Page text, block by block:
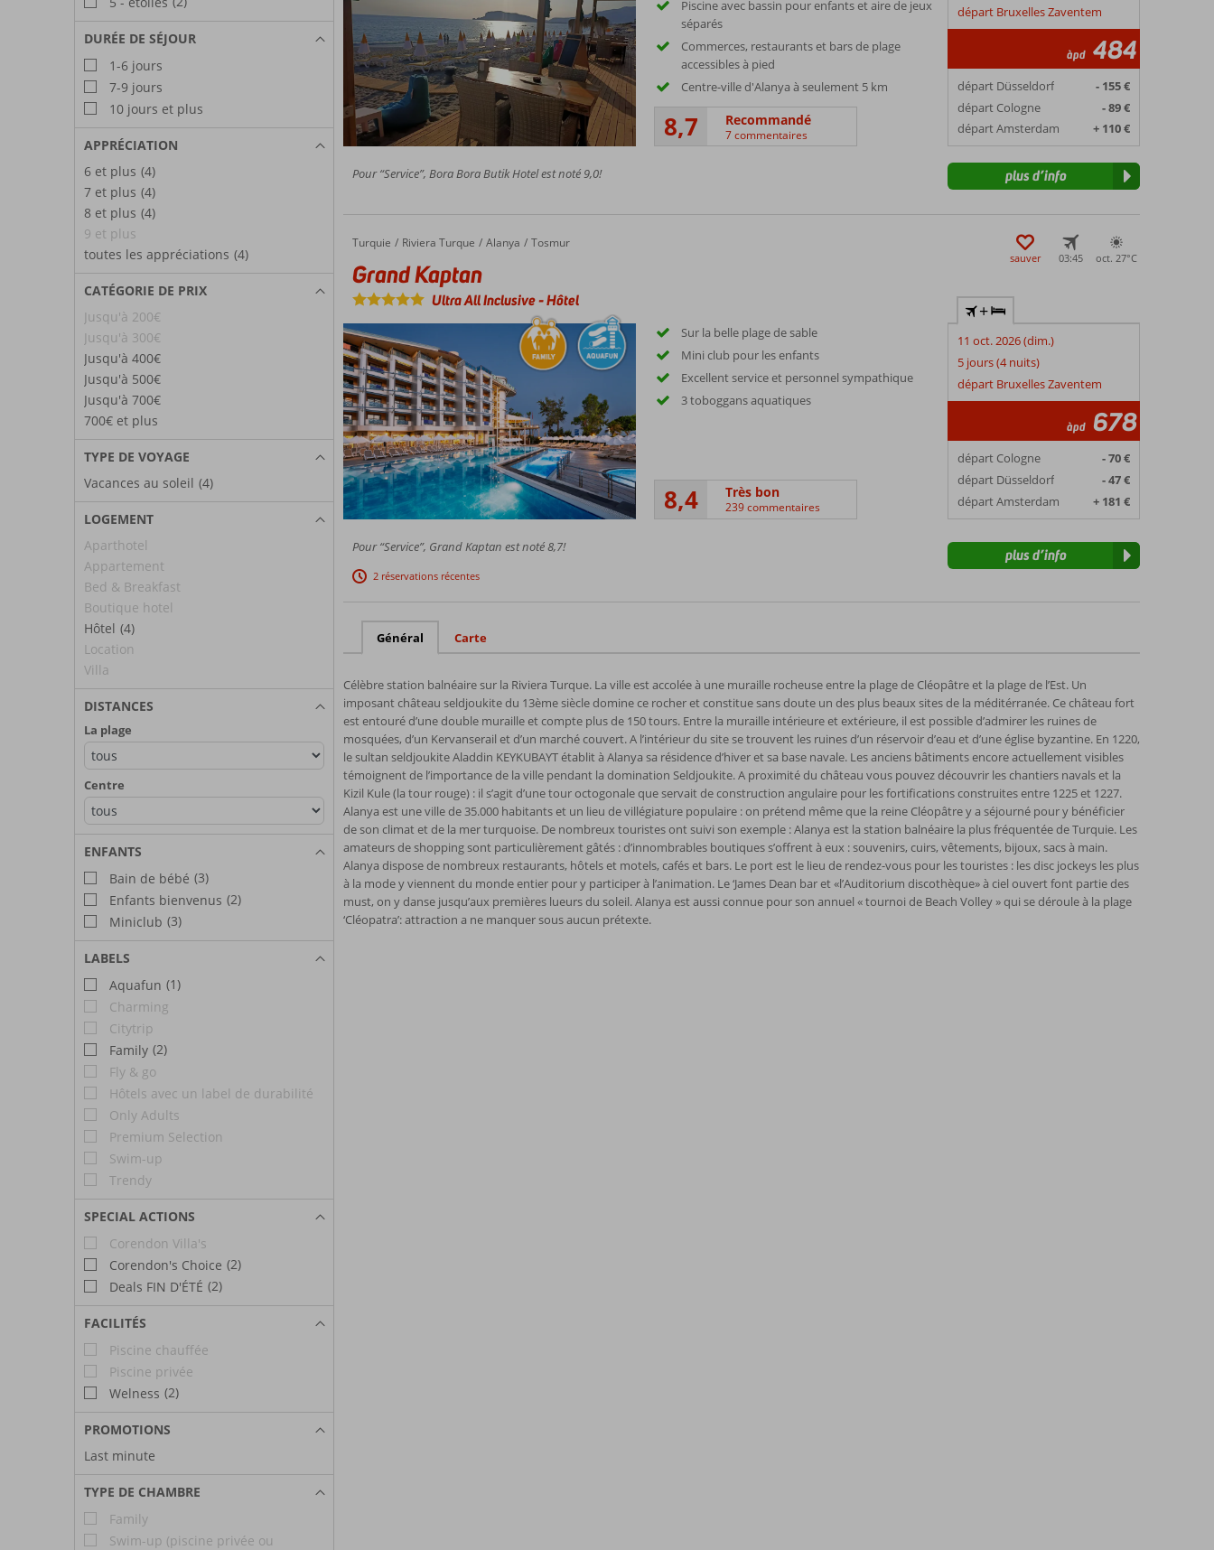
DURÉE DE SÉJOUR
1-6 jours
7-9 jours
10 jours et plus
APPRÉCIATION
6 et plus (4)
7 et plus (4)
8 et plus (4)
9 et plus
toutes les appréciations (4)
CATÉGORIE DE PRIX
Jusqu'à 200€
Jusqu'à 300€
Jusqu'à 400€
Jusqu'à 500€
Jusqu'à 700€
700€ et plus
TYPE DE VOYAGE
Vacances au soleil (4)
LOGEMENT
Aparthotel
Appartement
Bed & Breakfast
Boutique hotel
Hôtel (4)
Location
Villa
DISTANCES
La plage
Centre
ENFANTS
Bain de bébé (3)
Enfants bienvenus (2)
Miniclub (3)
LABELS
Aquafun (1)
Charming
Citytrip
Family (2)
Fly & go
Hôtels avec un label de durabilité
Only Adults
Premium Selection
Swim-up
Trendy
SPECIAL ACTIONS
Corendon Villa's
Corendon's Choice (2)
Deals FIN D'ÉTÉ (2)
FACILITÉS
Piscine chauffée
Piscine privée
Welness (2)
PROMOTIONS
Last minute
TYPE DE CHAMBRE
Family
Swim-up (piscine privée ou
Piscine avec bassin pour enfants et aire de jeux
séparés
Commerces, restaurants et bars de plage
accessibles à pied
Centre-ville d'Alanya à seulement 5 km
8,7 Recommandé
7 commentaires
départ Bruxelles Zaventem
àpd 484
départ Düsseldorf
- 155 €
départ Cologne
- 89 €
départ Amsterdam
+ 110 €
Pour “Service”, Bora Bora Butik Hotel est noté 9,0! plus d’info
Accueil
Turquie Riviera Turque Alanya Tosmur
Grand Kaptan
Grand Kaptan
Ultra All Inclusive-Hôtel
sauver 03:45 oct. 27°C
Sur la belle plage de sable
Mini club pour les enfants
Excellent service et personnel sympathique
3 toboggans aquatiques
8,4 Très bon
239 commentaires
+
11 oct. 2026 (dim.)
5 jours (4 nuits)
départ Bruxelles Zaventem
àpd 678
départ Cologne
- 70 €
départ Düsseldorf
- 47 €
départ Amsterdam
+ 181 €
Pour “Service”, Grand Kaptan est noté 8,7!
2 réservations récentes
plus d’info
Général Carte
Célèbre station balnéaire sur la Riviera Turque. La ville est accolée à une muraille rocheuse entre la plage de Cléopâtre et la plage de l’Est. Un
imposant château seldjoukite du 13ème siècle domine ce rocher et constitue sans doute un des plus beaux sites de la méditérranée. Ce château fort
est entouré d’une double muraille et compte plus de 150 tours. Entre la muraille intérieure et extérieure, il est possible d’admirer les ruines de
mosquées, d’un Kervanserail et d’un marché couvert. A l’intérieur du site se trouvent les ruines d’un réservoir d’eau et d’une église byzantine. En 1220,
le sultan seldjoukite Aladdin KEYKUBAYT établit à Alanya sa résidence d’hiver et sa base navale. Les anciens bâtiments encore actuellement visibles
témoignent de l’importance de la ville pendant la domination Seldjoukite. A proximité du château vous pouvez découvrir les chantiers navals et la
Kizil Kule (la tour rouge) : il s’agit d’une tour octogonale que servait de construction angulaire pour les fortifications construites entre 1225 et 1227.
Alanya est une ville de 35.000 habitants et un lieu de villégiature populaire : on prétend même que la reine Cléopâtre y a séjourné pour y bénéficier
de son climat et de la mer turquoise. De nombreux touristes ont suivi son exemple : Alanya est la station balnéaire la plus fréquentée de Turquie. Les
amateurs de shopping sont particulièrement gâtés : d’innombrables boutiques s’offrent à eux : souvenirs, cuirs, vêtements, bijoux, sacs à main.
Alanya dispose de nombreux restaurants, hôtels et motels, cafés et bars. Le port est le lieu de rendez-vous pour les touristes : les disc jockeys les plus
à la mode y viennent du monde entier pour y participer à l’animation. Le ‘James Dean bar et «l’Auditorium discothèque» à ciel ouvert font partie des
must, on y danse jusqu’aux premières lueurs du soleil. Alanya est aussi connue pour son annuel « tournoi de Beach Volley » qui se déroule à la plage
‘Cléopatra’: attraction a ne manquer sous aucun prétexte.